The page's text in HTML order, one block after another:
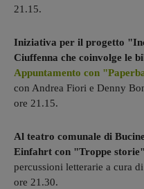
21.15.
Iniziativa per il progetto
Ciuffenna che coinvolge le
Appuntamento con
con Andrea Fiori e Denny
ore 21.15.
Al teatro comunale di
Einfahrt con "Troppe
percussioni letterarie a cura
ore 21.30.